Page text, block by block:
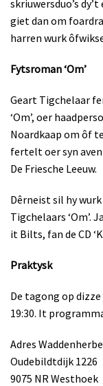
skriuwersduo’s
giet dan om
harren wurk
Fytsroman ‘Om’
Geart Tigchelaar
‘Om’, oer
Noardkaap om ôf
fertelt oer syn
De Friesche Leeuw.
Dêrneist sil hy
Tigchelaars ‘Om’.
it Bilts, fan de CD
Praktysk
De tagong op
19:30. It
Adres
Oudebildtdijk 1226
9075 NR Westhoek